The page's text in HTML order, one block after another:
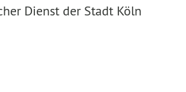
Dienst der Stadt Köln